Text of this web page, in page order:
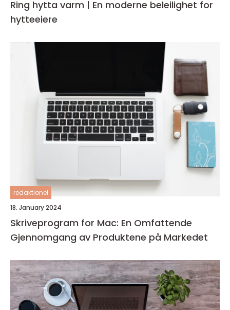
Ring hytta varm | En moderne beleilighet for
hytteeiere
redaktionel
18. January 2024
Skriveprogram for Mac: En Omfattende
Gjennomgang av Produktene på Markedet